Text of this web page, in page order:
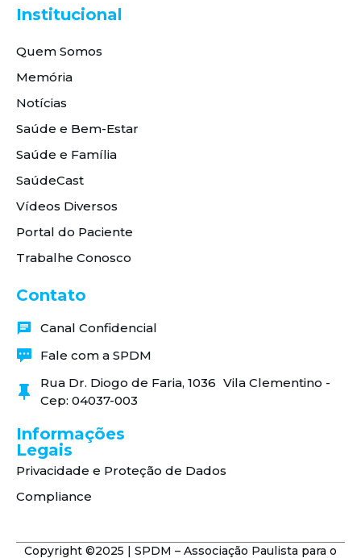
Institucional
Quem Somos
Memória
Notícias
Saúde e Bem-Estar
Saúde e Família
SaúdeCast
Vídeos Diversos
Portal do Paciente
Trabalhe Conosco
Contato
Canal Confidencial
Fale com a SPDM
Rua Dr. Diogo de Faria, 1036 Vila Clementino -
Cep: 04037-003
Informações
Legais
Privacidade e Proteção de Dados
Compliance
Copyright ©2025 | SPDM – Associação Paulista para o